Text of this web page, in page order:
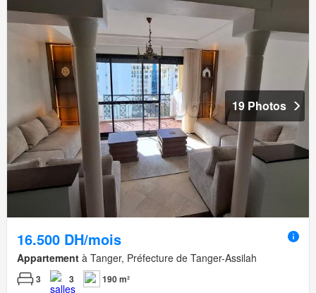
19 Photos
16.500 DH/mois
Appartement à Tanger, Préfecture de Tanger-Assilah
3 3 190 m²